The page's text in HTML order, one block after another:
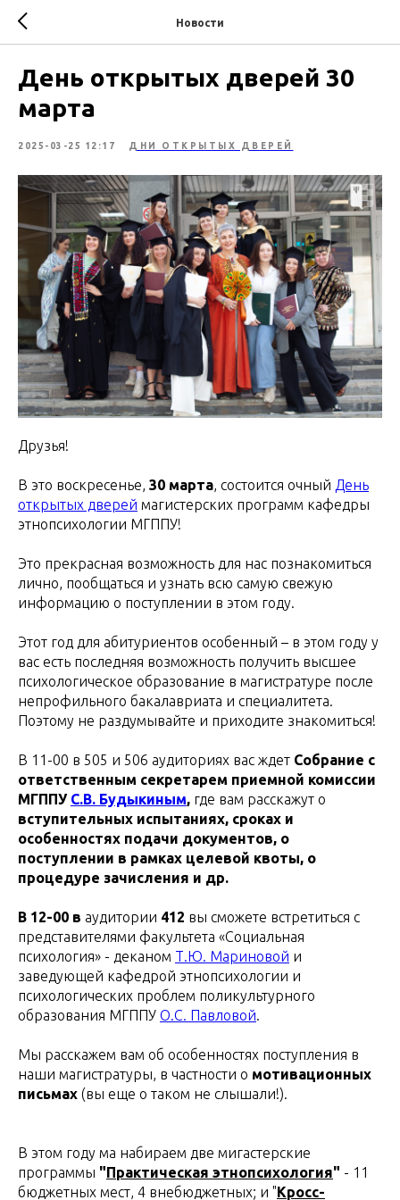
Новости
День открытых дверей 30
марта
2025-03-25 12:17 ДНИ ОТКРЫТЫХ ДВЕРЕЙ
Друзья!
В это воскресенье, 30 марта, состоится очный День
открытых дверей магистерских программ кафедры
этнопсихологии МГППУ!
Это прекрасная возможность для нас познакомиться
лично, пообщаться и узнать всю самую свежую
информацию о поступлении в этом году.
Этот год для абитуриентов особенный – в этом году у
вас есть последняя возможность получить высшее
психологическое образование в магистратуре после
непрофильного бакалавриата и специалитета.
Поэтому не раздумывайте и приходите знакомиться!
В 11-00 в 505 и 506 аудиториях вас ждет Собрание с
ответственным секретарем приемной комиссии
МГППУ С.В. Будыкиным, где вам расскажут о
вступительных испытаниях, сроках и
особенностях подачи документов, о
поступлении в рамках целевой квоты, о
процедуре зачисления и др.
В 12-00 в аудитории 412 вы сможете встретиться с
представителями факультета «Социальная
психология» - деканом Т.Ю. Мариновой и
заведующей кафедрой этнопсихологии и
психологических проблем поликультурного
образования МГППУ О.С. Павловой.
Мы расскажем вам об особенностях поступления в
наши магистратуры, в частности о мотивационных
письмах (вы еще о таком не слышали!).
В этом году ма набираем две мигастерские
программы "Практическая этнопсихология" - 11
бюджетных мест, 4 внебюджетных; и "Кросс-